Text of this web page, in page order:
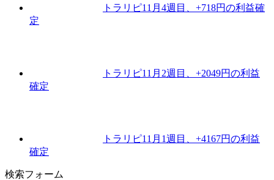
トラリピ11月4週目、+718円の利益確
定
トラリピ11月2週目、+2049円の利益
確定
トラリピ11月1週目、+4167円の利益
確定
検索フォーム